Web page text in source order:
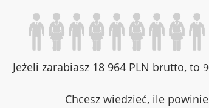
Jeżeli zarabiasz 18 964 PLN brutto, to
Chcesz wiedzieć, ile